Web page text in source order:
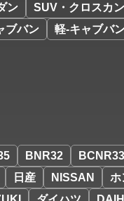
ン
SUV・クロスカ
ブバン 軽-キャブバ
BNR32 BCNR33
日産 NISSAN ホ